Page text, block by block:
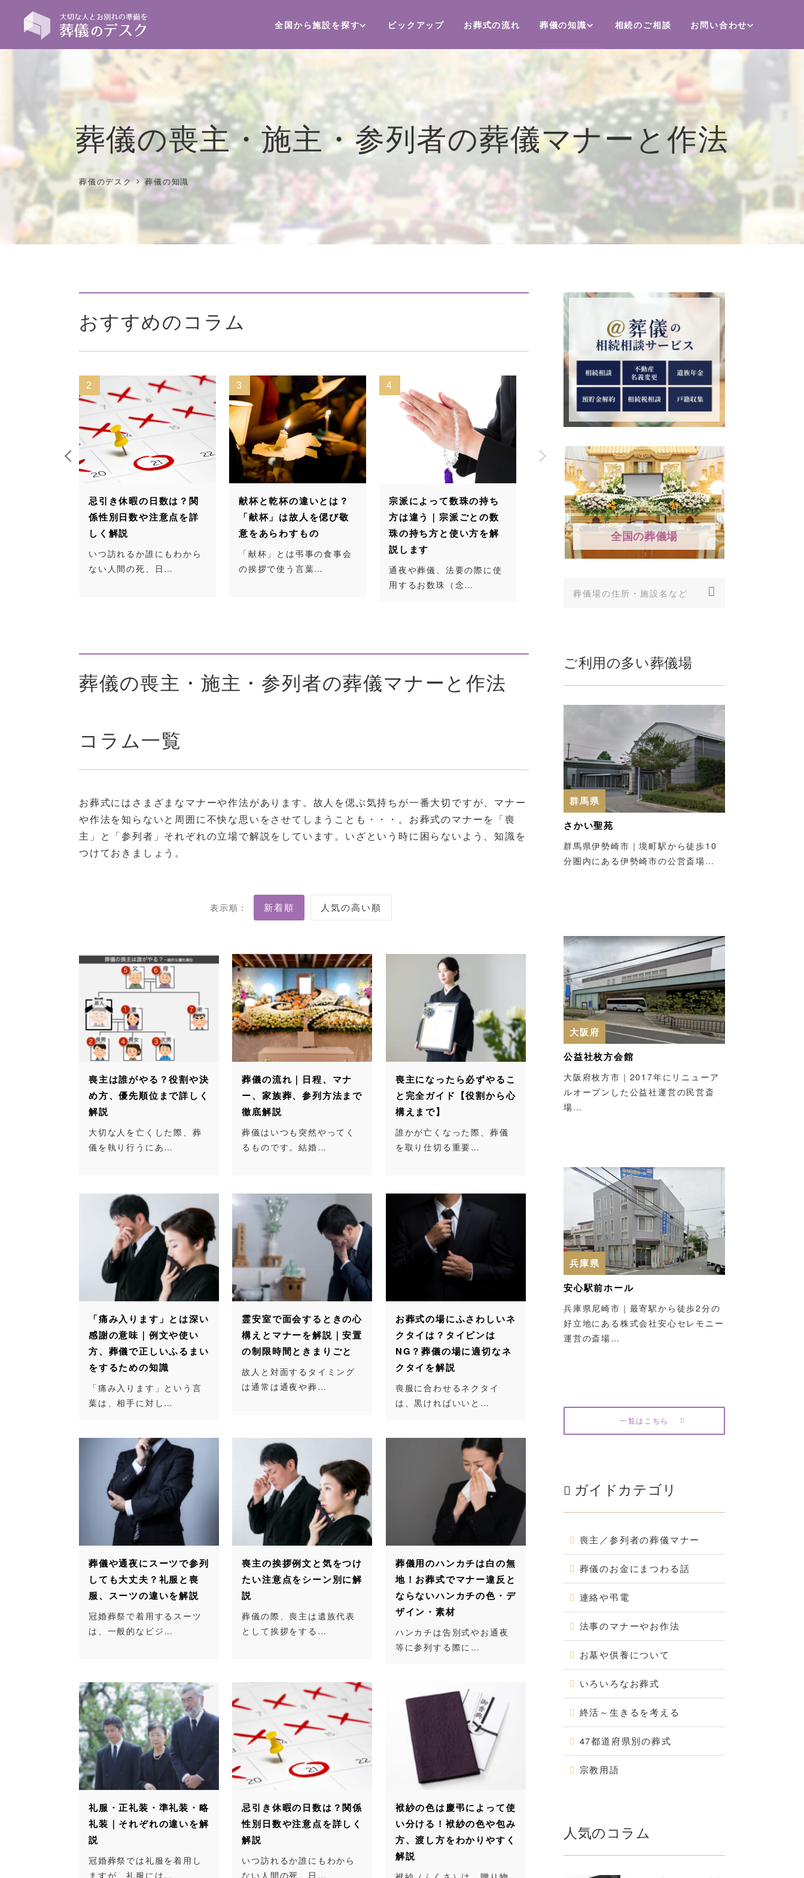
全国から施設を探す ピックアップ お葬式の流れ 葬儀の知識 相続のご相談 お問い合わせ
葬儀の喪主・施主・参列者の葬儀マナーと作法
葬儀のデスク>葬儀の知識
おすすめのコラム
2
忌引き休暇の日数は？関
係性別日数や注意点を詳
しく解説
いつ訪れるか誰にもわから
ない人間の死、日…
3
献杯と乾杯の違いとは？
「献杯」は故人を偲び敬
意をあらわすもの
「献杯」とは弔事の食事会
の挨拶で使う言葉…
4
宗派によって数珠の持ち
方は違う｜宗派ごとの数
珠の持ち方と使い方を解
説します
通夜や葬儀、法要の際に使
用するお数珠（念…
葬儀の喪主・施主・参列者の葬儀マナーと作法
コラム一覧
お葬式にはさまざまなマナーや作法があります。故人を偲ぶ気持ちが一番大切ですが、マナー
や作法を知らないと周囲に不快な思いをさせてしまうことも・・・。お葬式のマナーを「喪
主」と「参列者」それぞれの立場で解説をしています。いざという時に困らないよう、知識を
つけておきましょう。
表示順：
喪主は誰がやる？役割や決
め方、優先順位まで詳しく
解説
大切な人を亡くした際、葬
儀を執り行うにあ…
葬儀の流れ｜日程、マナ
ー、家族葬、参列方法まで
徹底解説
葬儀はいつも突然やってく
るものです。結婚…
喪主になったら必ずやるこ
と完全ガイド【役割から心
構えまで】
誰かが亡くなった際、葬儀
を取り仕切る重要…
「痛み入ります」とは深い
感謝の意味｜例文や使い
方、葬儀で正しいふるまい
をするための知識
「痛み入ります」という言
葉は、相手に対し…
霊安室で面会するときの心
構えとマナーを解説｜安置
の制限時間ときまりごと
故人と対面するタイミング
は通常は通夜や葬…
お葬式の場にふさわしいネ
クタイは？タイピンは
NG？葬儀の場に適切なネ
クタイを解説
喪服に合わせるネクタイ
は、黒ければいいと…
葬儀や通夜にスーツで参列
しても大丈夫？礼服と喪
服、スーツの違いを解説
冠婚葬祭で着用するスーツ
は、一般的なビジ…
喪主の挨拶例文と気をつけ
たい注意点をシーン別に解
説
葬儀の際、喪主は遺族代表
として挨拶をする…
葬儀用のハンカチは白の無
地！お葬式でマナー違反と
ならないハンカチの色・デ
ザイン・素材
ハンカチは告別式やお通夜
等に参列する際に…
礼服・正礼装・準礼装・略
礼装｜それぞれの違いを解
説
冠婚葬祭では礼服を着用し
ますが、礼服には…
忌引き休暇の日数は？関係
性別日数や注意点を詳しく
解説
いつ訪れるか誰にもわから
ない人間の死、日…
袱紗の色は慶弔によって使
い分ける！袱紗の色や包み
方、渡し方をわかりやすく
解説
全国の葬儀場
ご利用の多い葬儀場
群馬県
さかい聖苑
群馬県伊勢崎市｜境町駅から徒歩10
分圏内にある伊勢崎市の公営斎場…
大阪府
公益社枚方会館
大阪府枚方市｜2017年にリニューア
ルオープンした公益社運営の民営斎
場…
兵庫県
安心駅前ホール
兵庫県尼崎市｜最寄駅から徒歩2分の
好立地にある株式会社安心セレモニー
運営の斎場…
一覧はこちら
ガイドカテゴリ
喪主／参列者の葬儀マナー
葬儀のお金にまつわる話
連絡や弔電
法事のマナーやお作法
お墓や供養について
いろいろなお葬式
終活～生きるを考える
47都道府県別の葬式
宗教用語
人気のコラム